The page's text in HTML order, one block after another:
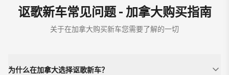
讴歌新车常见问题 - 加拿大购买指南
关于在加拿大购买新车您需要了解的一切
为什么在加拿大选择讴歌新车？